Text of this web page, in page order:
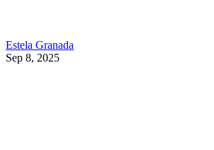
Estela Granada
Sep 8, 2025